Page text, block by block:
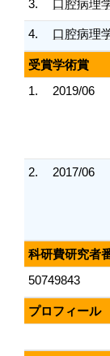
3. 口腔病理
4. 口腔病理
受賞学術賞
1.
2019/06
2. 2017/06
科研費研究者
50749843
プロフィール